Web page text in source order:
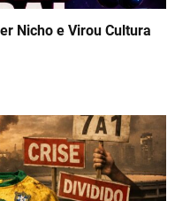
Nicho e Virou Cultura